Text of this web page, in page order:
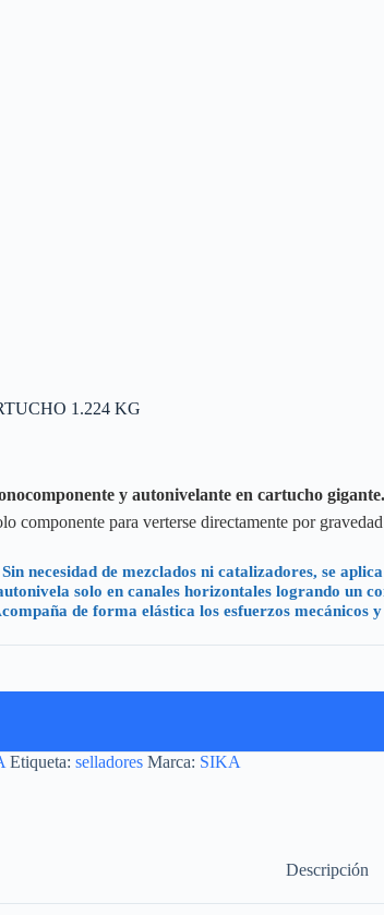
1.224 KG
y autonivelante en cartucho gigante.
componente para verterse directamente por
necesidad de mezclados ni catalizadores, se
solo en canales horizontales logrando un
de forma elástica los esfuerzos mecánicos
Etiqueta: selladores Marca: SIKA
Descripción